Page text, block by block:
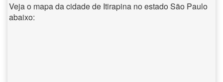
Veja o mapa da cidade de Itirapina no estado São Paulo
abaixo: